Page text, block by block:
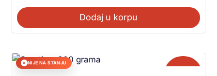
Dodaj u korpu
✕ NIJE NA STANJU